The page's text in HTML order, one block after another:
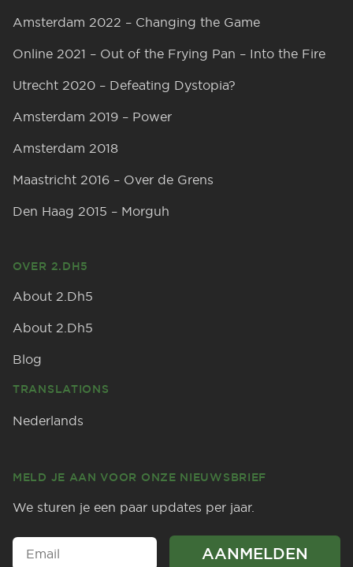
Amsterdam 2022 – Changing the Game
Online 2021 – Out of the Frying Pan – Into the Fire
Utrecht 2020 – Defeating Dystopia?
Amsterdam 2019 – Power
Amsterdam 2018
Maastricht 2016 – Over de Grens
Den Haag 2015 – Morguh
OVER 2.DH5
About 2.Dh5
About 2.Dh5
Blog
TRANSLATIONS
Nederlands
MELD JE AAN VOOR ONZE NIEUWSBRIEF
We sturen je een paar updates per jaar.